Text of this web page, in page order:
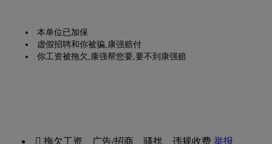
本单位已加保
虚假招聘和你被骗,康强赔付
你工资被拖欠,康强帮您要,要不到康强赔
 拖欠工资、广告/招商、骚扰、违规收费举报